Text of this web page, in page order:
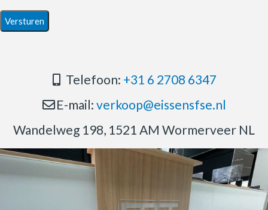
Telefoon: +31 6 2708 6347
E-mail: verkoop@eissensfse.nl
Wandelweg 198, 1521 AM Wormerveer NL